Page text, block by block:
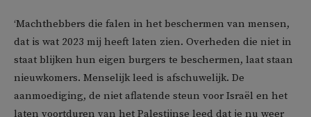
‘Machthebbers die falen in het beschermen van mensen,
dat is wat 2023 mij heeft laten zien. Overheden die niet in
staat blijken hun eigen burgers te beschermen, laat staan
nieuwkomers. Menselijk leed is afschuwelijk. De
aanmoediging, de niet aflatende steun voor Israël en het
laten voortduren van het Palestijnse leed dat je nu weer